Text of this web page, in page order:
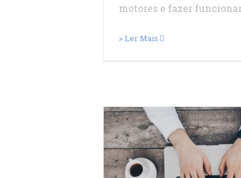
motores e fazer
> Ler Mais